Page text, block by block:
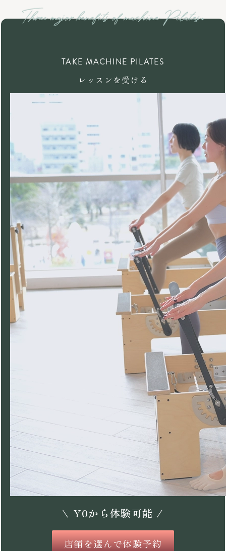
TAKE MACHINE PILATES
レッスンを受ける
\ ¥0から体験可能 /
店舗を選んで体験予約